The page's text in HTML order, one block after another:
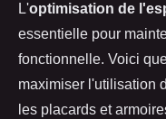
L'optimisation de
essentielle pour
fonctionnelle. Voici
maximiser l'utilisation
les placards et